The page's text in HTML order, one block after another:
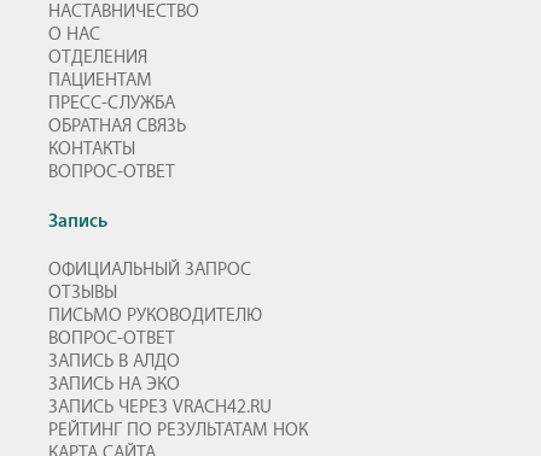
НАСТАВНИЧЕСТВО
О НАС
ОТДЕЛЕНИЯ
ПАЦИЕНТАМ
ПРЕСС-СЛУЖБА
ОБРАТНАЯ СВЯЗЬ
КОНТАКТЫ
ВОПРОС-ОТВЕТ
Запись
ОФИЦИАЛЬНЫЙ ЗАПРОС
ОТЗЫВЫ
ПИСЬМО РУКОВОДИТЕЛЮ
ВОПРОС-ОТВЕТ
ЗАПИСЬ В АЛДО
ЗАПИСЬ НА ЭКО
ЗАПИСЬ ЧЕРЕЗ VRACH42.RU
РЕЙТИНГ ПО РЕЗУЛЬТАТАМ НОК